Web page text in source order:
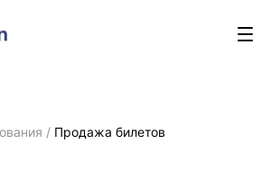
/ Продажа билетов